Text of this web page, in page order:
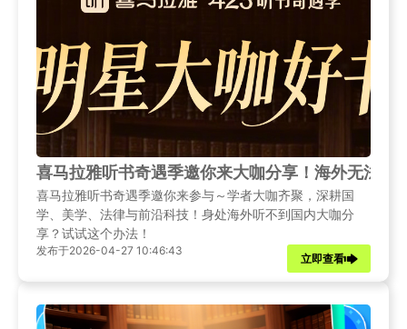
喜马拉雅听书奇遇季邀你来大咖分享！海外无法使
喜马拉雅听书奇遇季邀你来参与～学者大咖齐聚，深耕国
学、美学、法律与前沿科技！身处海外听不到国内大咖分
享？试试这个办法！
发布于2026-04-27 10:46:43
立即查看